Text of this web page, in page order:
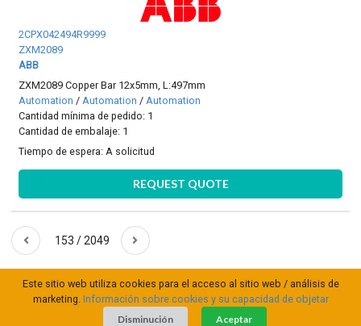
2CPX042494R9999
ZXM2089
ABB
ZXM2089 Copper Bar 12x5mm, L:497mm
Automation /Automation /Automation
Cantidad mínima de pedido: 1
Cantidad de embalaje: 1
Tiempo de espera:A solicitud
REQUEST QUOTE
153 / 2049
Este sitio web utiliza cookies para el acceso al sitio web / análisis de
marketing. Información sobre cookies y su capacidad de objetar
Disminución
Aceptar